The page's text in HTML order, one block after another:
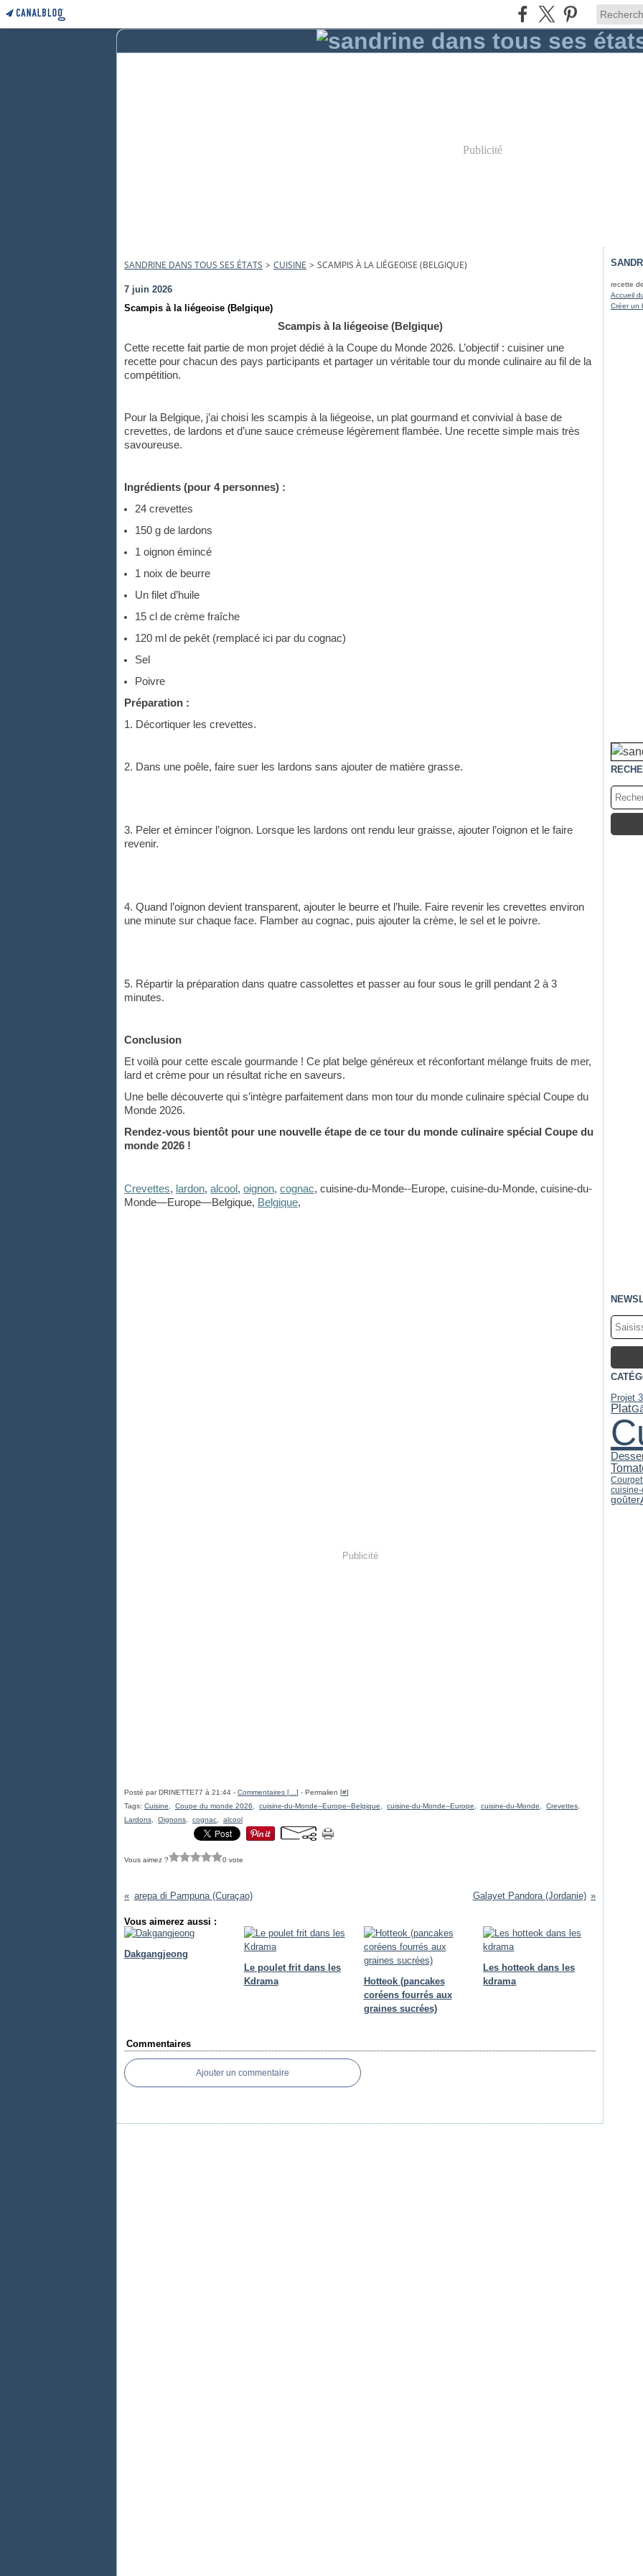
Publicité
SANDRINE DANS TOUS SES ÉTATS > CUISINE > SCAMPIS À LA LIÉGEOISE (BELGIQUE)
7 juin 2026
Scampis à la liégeoise (Belgique)
Scampis à la liégeoise (Belgique)
Cette recette fait partie de mon projet dédié à la Coupe du Monde 2026. L’objectif : cuisiner une
recette pour chacun des pays participants et partager un véritable tour du monde culinaire au fil de la
compétition.
Pour la Belgique, j’ai choisi les scampis à la liégeoise, un plat gourmand et convivial à base de
crevettes, de lardons et d’une sauce crémeuse légèrement flambée. Une recette simple mais très
savoureuse.
Ingrédients (pour 4 personnes) :
24 crevettes
150 g de lardons
1 oignon émincé
1 noix de beurre
Un filet d’huile
15 cl de crème fraîche
120 ml de pekêt (remplacé ici par du cognac)
Sel
Poivre
Préparation :
1. Décortiquer les crevettes.
2. Dans une poêle, faire suer les lardons sans ajouter de matière grasse.
3. Peler et émincer l’oignon. Lorsque les lardons ont rendu leur graisse, ajouter l’oignon et le faire
revenir.
4. Quand l’oignon devient transparent, ajouter le beurre et l’huile. Faire revenir les crevettes environ
une minute sur chaque face. Flamber au cognac, puis ajouter la crème, le sel et le poivre.
5. Répartir la préparation dans quatre cassolettes et passer au four sous le grill pendant 2 à 3
minutes.
Conclusion
Et voilà pour cette escale gourmande ! Ce plat belge généreux et réconfortant mélange fruits de mer,
lard et crème pour un résultat riche en saveurs.
Une belle découverte qui s’intègre parfaitement dans mon tour du monde culinaire spécial Coupe du
Monde 2026.
Rendez-vous bientôt pour une nouvelle étape de ce tour du monde culinaire spécial Coupe du
monde 2026 !
Crevettes, lardon, alcool , oignon, cognac, cuisine-du-Monde--Europe, cuisine-du-Monde, cuisine-du-
Monde—Europe—Belgique, Belgique,
Publicité
Posté par DRINETTE77 à 21:44 - Commentaires [ ] - Permalien [#]
Tags: Cuisine Coupe du monde 2026 cuisine-du-Monde--Europe--Belgique cuisine-du-Monde--Europe cuisine-du-Monde Crevettes
Lardons
Oignons cognac alcool
Vous aimez ? 0 vote
arepa di Pampuna (Curaçao) Galayet Pandora (Jordanie)
Vous aimerez aussi :
Dakgangjeong
Le poulet frit dans les
Kdrama
Hotteok (pancakes
coréens fourrés aux
graines sucrées)
Les hotteok dans les
kdrama
Commentaires
Ajouter un commentaire
recette
Accueil
Créer un
Projet
Plat
goûter